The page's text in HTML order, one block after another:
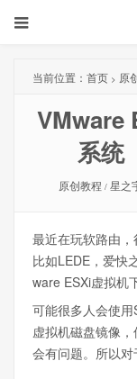
当前位置： 首页 > 原
（LEDE安装教程）
VMware
系统
原创教程 / 星之
最近在玩软路由
比如LEDE，爱快
ware ESXi虚拟机
可能很多人会使
虚拟机磁盘镜像
会有问题。所以对